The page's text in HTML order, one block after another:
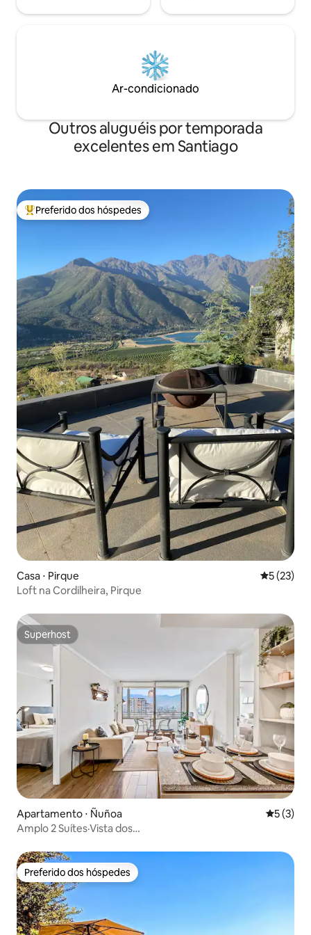
Ar-condicionado
Outros aluguéis por temporada
excelentes em Santiago
Entre os melhores preferidos dos hóspedes
Preferido dos hóspedes
Casa ⋅ Pirque 5 de uma
5 (23)
Loft na Cordilheira, Pirque
Superhost
Superhost
Apartamento ⋅ Ñuñoa 5 de
5 (3)
Amplo 2 Suítes·Vista dos
Preferido dos hóspedes
Preferido dos hóspedes